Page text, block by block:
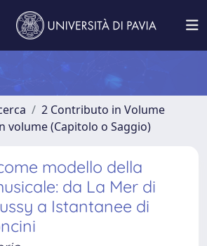
2 Contributo in Volume
volume (Capitolo o Saggio)
modello della
da La Mer di
a Istantanee di